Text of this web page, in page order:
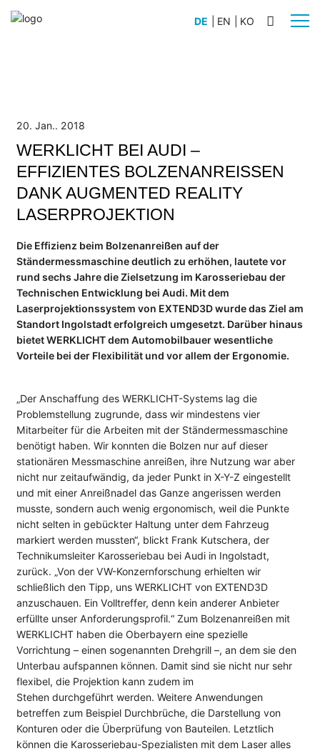
Anlagenbau
WERKLICHT PRO L
WERKLICHT PRO S
WERKLICHT VIDEO
Zubehör
UNTERNEHMEN
Partner
Jobs
INFOCENTER
Wiki: Laserprojektion
Wiki: Videoprojektion
Wiki: Digitale Werkerführung
Datenblätter
Anwenderberichte
NEWS
Blog
Presse
Events
Newsletter
KONTAKT
DE EN KO
20. Jan.. 2018
WERKLICHT BEI AUDI –
EFFIZIENTES BOLZENANREISSEN D
ANK AUGMENTED REALITY L
ASERPROJEKTION
Die Effizienz beim Bolzenanreißen auf der
Ständermessmaschine deutlich zu erhöhen, lautete vor
rund sechs Jahre die Zielsetzung im Karosseriebau der
Technischen Entwicklung bei Audi. Mit dem
Laserprojektionssystem von EXTEND3D wurde das Ziel am
Standort Ingolstadt erfolgreich umgesetzt. Darüber hinaus
bietet WERKLICHT dem Automobilbauer wesentliche
Vorteile bei der Flexibilität und vor allem der Ergonomie.
„Der Anschaffung des WERKLICHT-Systems lag die
Problemstellung zugrunde, dass wir mindestens vier
Mitarbeiter für die Arbeiten mit der Ständermessmaschine
benötigt haben. Wir konnten die Bolzen nur auf dieser
stationären Messmaschine anreißen, ihre Nutzung war aber
nicht nur zeitaufwändig, da jeder Punkt in X-Y-Z eingestellt
und mit einer Anreißnadel das Ganze angerissen werden
musste, sondern auch wenig ergonomisch, weil die Punkte
nicht selten in gebückter Haltung unter dem Fahrzeug
markiert werden mussten“, blickt Frank Kutschera, der
Technikumsleiter Karosseriebau bei Audi in Ingolstadt,
zurück. „Von der VW-Konzernforschung erhielten wir
schließlich den Tipp, uns WERKLICHT von EXTEND3D
anzuschauen. Ein Volltreffer, denn kein anderer Anbieter
erfüllte unser Anforderungsprofil.“ Zum Bolzenanreißen mit
WERKLICHT haben die Oberbayern eine spezielle
Vorrichtung – einen sogenannten Drehgrill –, an dem sie den
Unterbau aufspannen können. Damit sind sie nicht nur sehr
flexibel, die Projektion kann zudem im
Stehen durchgeführt werden. Weitere Anwendungen
betreffen zum Beispiel Durchbrüche, die Darstellung von
Konturen oder die Überprüfung von Bauteilen. Letztlich
können die Karosseriebau-Spezialisten mit dem Laser alles